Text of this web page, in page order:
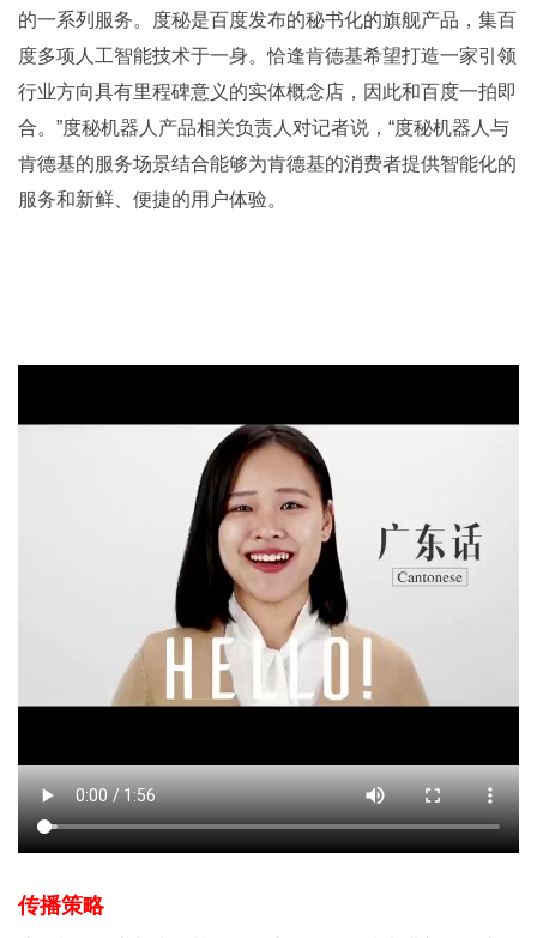
的一系列服务。度秘是百度发布的秘书化的旗舰产品，集百
度多项人工智能技术于一身。恰逢肯德基希望打造一家引领
行业方向具有里程碑意义的实体概念店，因此和百度一拍即
合。”度秘机器人产品相关负责人对记者说，“度秘机器人与
肯德基的服务场景结合能够为肯德基的消费者提供智能化的
服务和新鲜、便捷的用户体验。
传播策略